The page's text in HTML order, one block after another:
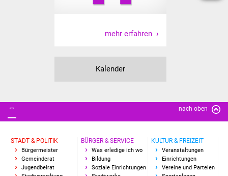
Bürgerbus (MOBS)
Kultur & Freizeit
mehr erfahren
Kalender
nach oben
STADT & POLITIK
Bürgermeister
Gemeinderat
Jugendbeirat
BÜRGER & SERVICE
Was erledige ich wo
Bildung
Soziale Einrichtungen
KULTUR & FREIZEIT
Veranstaltungen
Einrichtungen
Vereine und Parteien